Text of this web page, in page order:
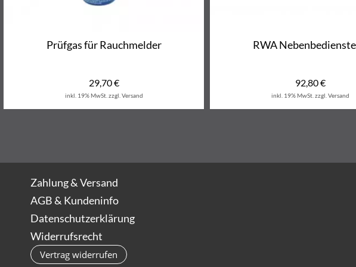
Prüfgas für Rauchmelder
inkl. 19% MwSt. zzgl. Versand
29,70€
RWA
inkl. 19% MwSt. zzgl. Versand
92,80€
Zahlung & Versand
AGB & Kundeninfo
Datenschutzerklärung
Widerrufsrecht
Vertrag widerrufen